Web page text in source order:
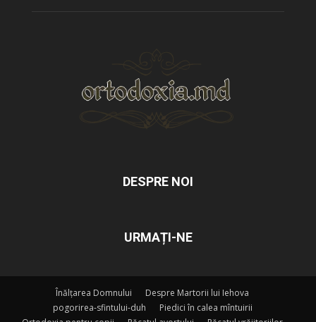
DESPRE NOI
URMAȚI-NE
Înălțarea Domnului
Despre Martorii lui Iehova
pogorirea-sfintului-duh
Piedici în calea mîntuirii